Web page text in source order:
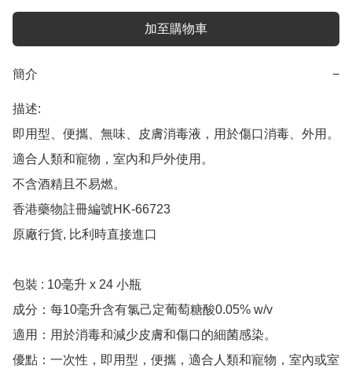
加至購物車
簡介 −
描述:
即用型、便攜、無味、皮膚消毒液，用於傷口消毒、外用。
適合人類和寵物，室內和戶外使用。
不含酒精且不易燃。
香港藥物註冊編號HK-66723
原廠行貨, 比利時直接進口
包裝 : 10毫升 x 24 小瓶
成分：每10毫升含有氯己定葡萄糖酸0.05% w/v
適用：用於消毒和減少皮膚和傷口的細菌感染。
優點：一次性，即用型，便攜，適合人類和寵物，室內或室